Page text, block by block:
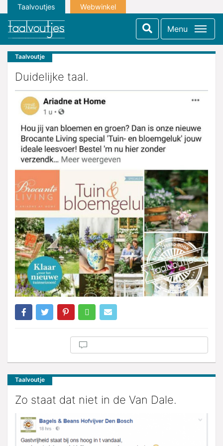
Taalvoutjes Webwinkel
Menu
Taalvoutje
Duidelijke taal.
Taalvoutje
Zo staat dat niet in de Van Dale.